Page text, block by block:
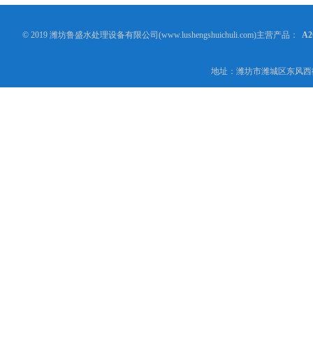
© 2019 潍坊鲁盛水处理设备有限公司(www.lushengshuichuli.com)主营产品：
地址：潍坊市潍城区东风